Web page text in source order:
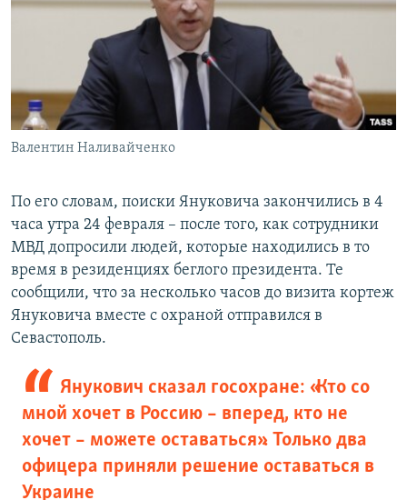
Валентин Наливайченко
По его словам, поиски Януковича закончились в 4
часа утра 24 февраля – после того, как сотрудники
МВД допросили людей, которые находились в то
время в резиденциях беглого президента. Те
сообщили, что за несколько часов до визита кортеж
Януковича вместе с охраной отправился в
Севастополь.
Янукович сказал госохране: «Кто со
мной хочет в Россию – вперед, кто не
хочет – можете оставаться». Только два
офицера приняли решение оставаться в
Украине